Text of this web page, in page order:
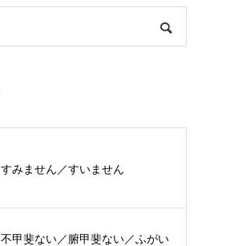
すみません／すいません
不甲斐ない／腑甲斐ない／ふがい